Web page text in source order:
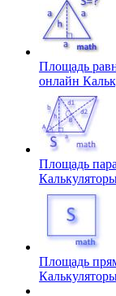
Площадь
онлайн
Площадь
Площадь